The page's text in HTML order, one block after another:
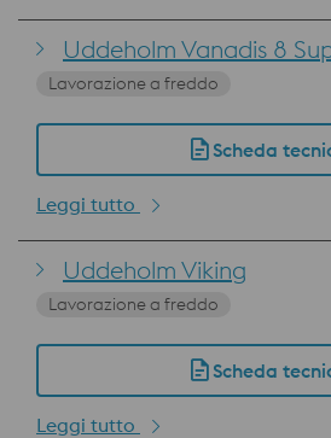
Uddeholm Vanadis 8
Lavorazione a freddo
Scheda
Leggi tutto
Uddeholm Viking
Lavorazione a freddo
Scheda
Leggi tutto